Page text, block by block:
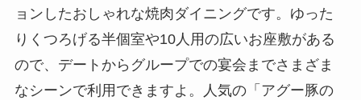
ョンしたおしゃれな焼肉ダイニングです。ゆった
りくつろげる半個室や10人用の広いお座敷がある
ので、デートからグループでの宴会までさまざま
なシーンで利用できますよ。人気の「アグー豚の